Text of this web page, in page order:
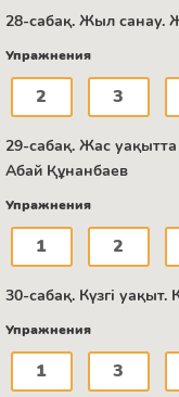
28-сабақ. Жыл санау.
Упражнения
2 3
29-сабақ. Жас уақытта
Абай Құнанбаев
Упражнения
1 2
30-сабақ. Күзгі
Упражнения
1 3